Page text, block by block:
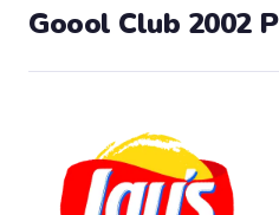
Goool Club 2002